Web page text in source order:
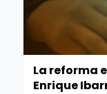
La reforma
Enrique